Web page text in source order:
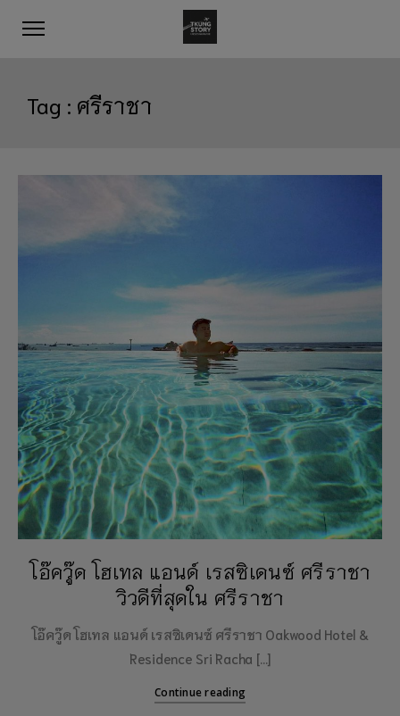
Tag : ศรีราชา
โอ๊ควู๊ด โฮเทล แอนด์ เรสซิเดนซ์ ศรีราชา
วิวดีที่สุดใน ศรีราชา
โอ๊ควู๊ด โฮเทล แอนด์ เรสซิเดนซ์ ศรีราชา Oakwood Hotel &
Residence Sri Racha […]
Continue reading